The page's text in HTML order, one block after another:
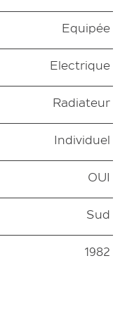
Equipée
Electrique
Radiateur
Individuel
OUI
Sud
1982